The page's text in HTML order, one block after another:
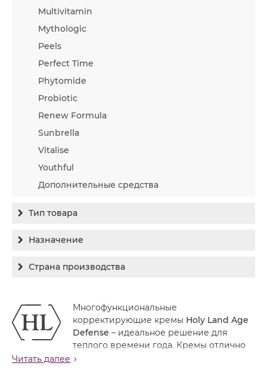
Multivitamin
Mythologic
Peels
Perfect Time
Phytomide
Probiotic
Renew Formula
Sunbrella
Vitalise
Youthful
Дополнительные средства
Тип товара
Бальзам
Концентрат
Крем солнцезащитный
Крем тональный
Назначение
Гиперпигментация
Заживление
Лечение акне
Обновление кожи
Очищение
Страна производства
Канада
Россия
Многофункциональные
корректирующие кремы Holy Land Age
Defense – идеальное решение для
теплого времени года. Кремы отлично
защищают кожу от УФ-лучей, помогают сохранить
Читать далее